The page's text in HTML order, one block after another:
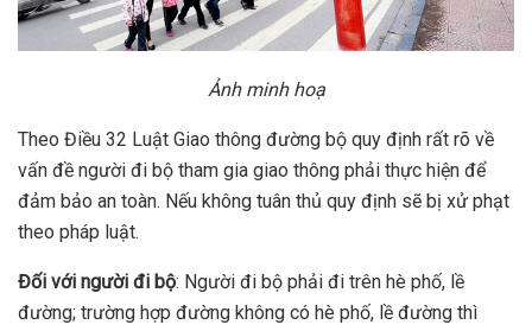
Ảnh minh hoạ
Theo Điều 32 Luật Giao thông đường bộ quy định rất rõ về
vấn đề người đi bộ tham gia giao thông phải thực hiện để
đảm bảo an toàn. Nếu không tuân thủ quy định sẽ bị xử phạt
theo pháp luật.
Đối với người đi bộ: Người đi bộ phải đi trên hè phố, lề
đường; trường hợp đường không có hè phố, lề đường thì